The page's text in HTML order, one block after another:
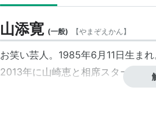
山添寛 (一般) 【やまぞえかん】
お笑い芸人。1985年6月11日生ま
2013年に山崎恵 と相席スタートを